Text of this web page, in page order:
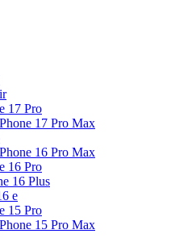
17 Pro
17 Pro Max
16 Pro Max
16 Pro
16 Plus
e
15 Pro
15 Pro Max